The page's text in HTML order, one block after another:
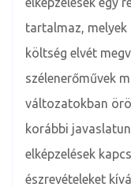
tartalmaz, melyek
költség elvét
szélenerőművek
változatokban
korábbi
elképzelések
észrevételeket